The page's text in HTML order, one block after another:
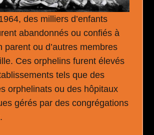
des milliers d’enfants
abandonnés ou confiés à
parent ou d’autres membres
Ces orphelins furent élevés
tels que des
orphelinats ou des hôpitaux
gérés par des congrégations